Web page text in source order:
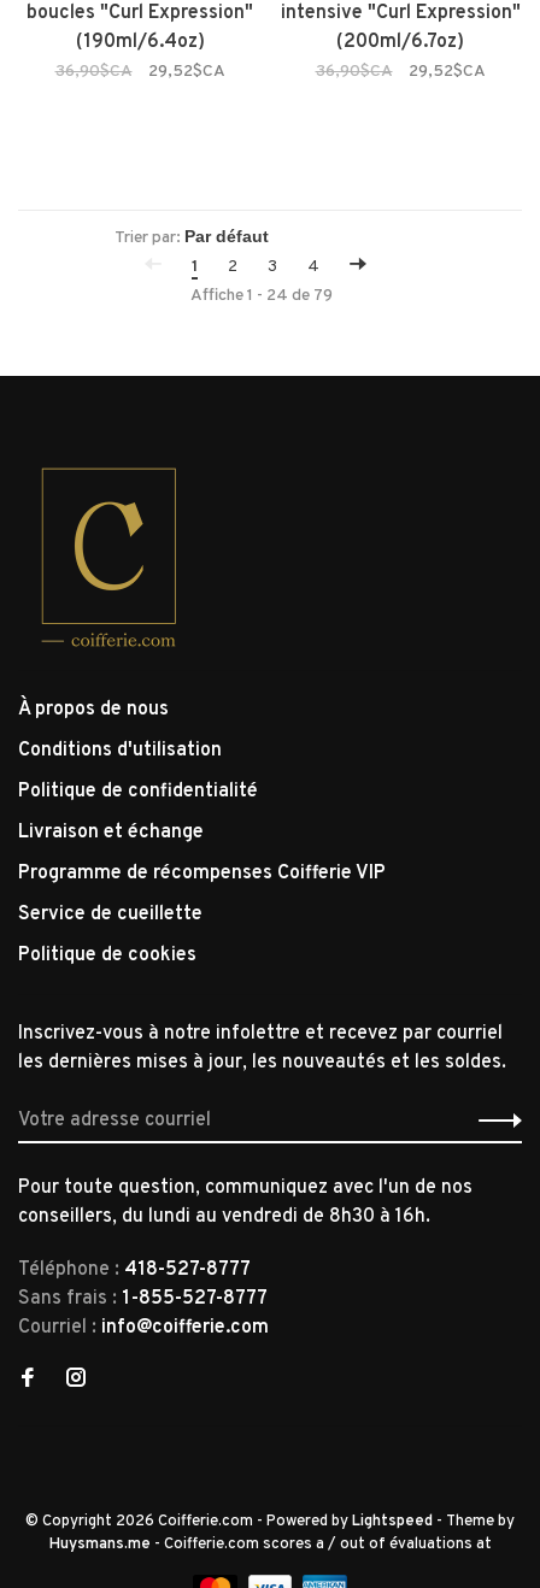
boucles "Curl Expression"
(190ml/6.4oz)
36,90$CA 29,52$CA
intensive "Curl Expression"
(200ml/6.7oz)
36,90$CA 29,52$CA
Trier par:
1
2 3
4
Affiche 1 - 24 de 79
À propos de nous
Conditions d'utilisation
Politique de confidentialité
Livraison et échange
Programme de récompenses Coifferie VIP
Service de cueillette
Politique de cookies
Inscrivez-vous à notre infolettre et recevez par courriel
les dernières mises à jour, les nouveautés et les soldes.
Pour toute question, communiquez avec l'un de nos
conseillers, du lundi au vendredi de 8h30 à 16h.
Téléphone : 418-527-8777
Sans frais : 1-855-527-8777
Courriel : info@coifferie.com
© Copyright 2026 Coifferie.com - Powered byLightspeed - Theme by
Huysmans.me - Coifferie.com scores a / out of évaluations at